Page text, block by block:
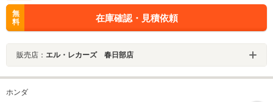
無
料
在庫確認・見積依頼
販売店： エル・レカーズ 春日部店
ホンダ